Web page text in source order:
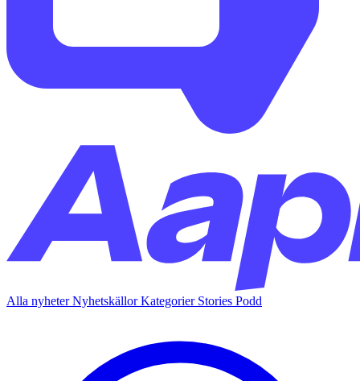
Alla nyheterNyhetskällorKategorier Stories Podd